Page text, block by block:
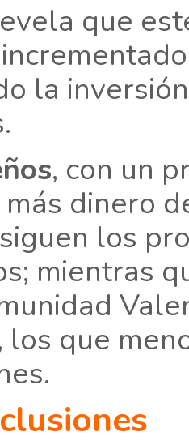
que
la
, con un
dinero
los
mientras
los que